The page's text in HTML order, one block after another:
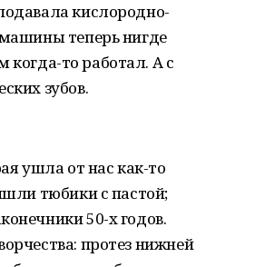
кислородно-
теперь нигде
когда-то работал. А с
зубов.
ушла от нас как-то
тюбики с пастой;
50-х годов.
протез нижней